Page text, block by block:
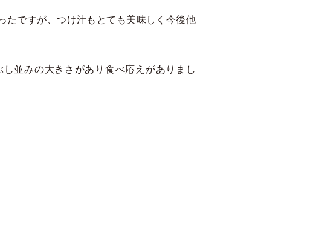
たですが、つけ汁もとても美味しく今後他
並みの大きさがあり食べ応えがありまし